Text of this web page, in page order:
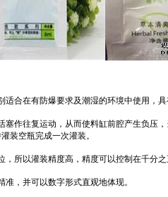
适合在有防爆要求及潮湿的环境中使用，
塞作往复运动 ， 从而使料缸前腔产生负压
装空瓶完成一次灌装。
，所以灌装精度高，精度可以控制在千分之
，并可以数字形式直观地体现。